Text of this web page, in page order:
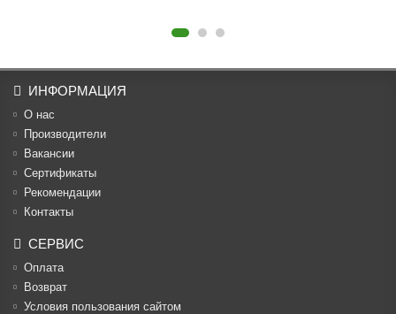
ИНФОРМАЦИЯ
О нас
Производители
Вакансии
Cертификаты
Рекомендации
Контакты
СЕРВИС
Оплата
Возврат
Условия пользования сайтом